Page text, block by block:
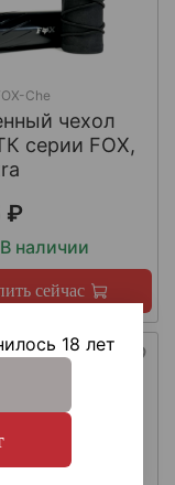
Che
чехол
серии FOX,
₽
В наличии
сейчас
18 лет